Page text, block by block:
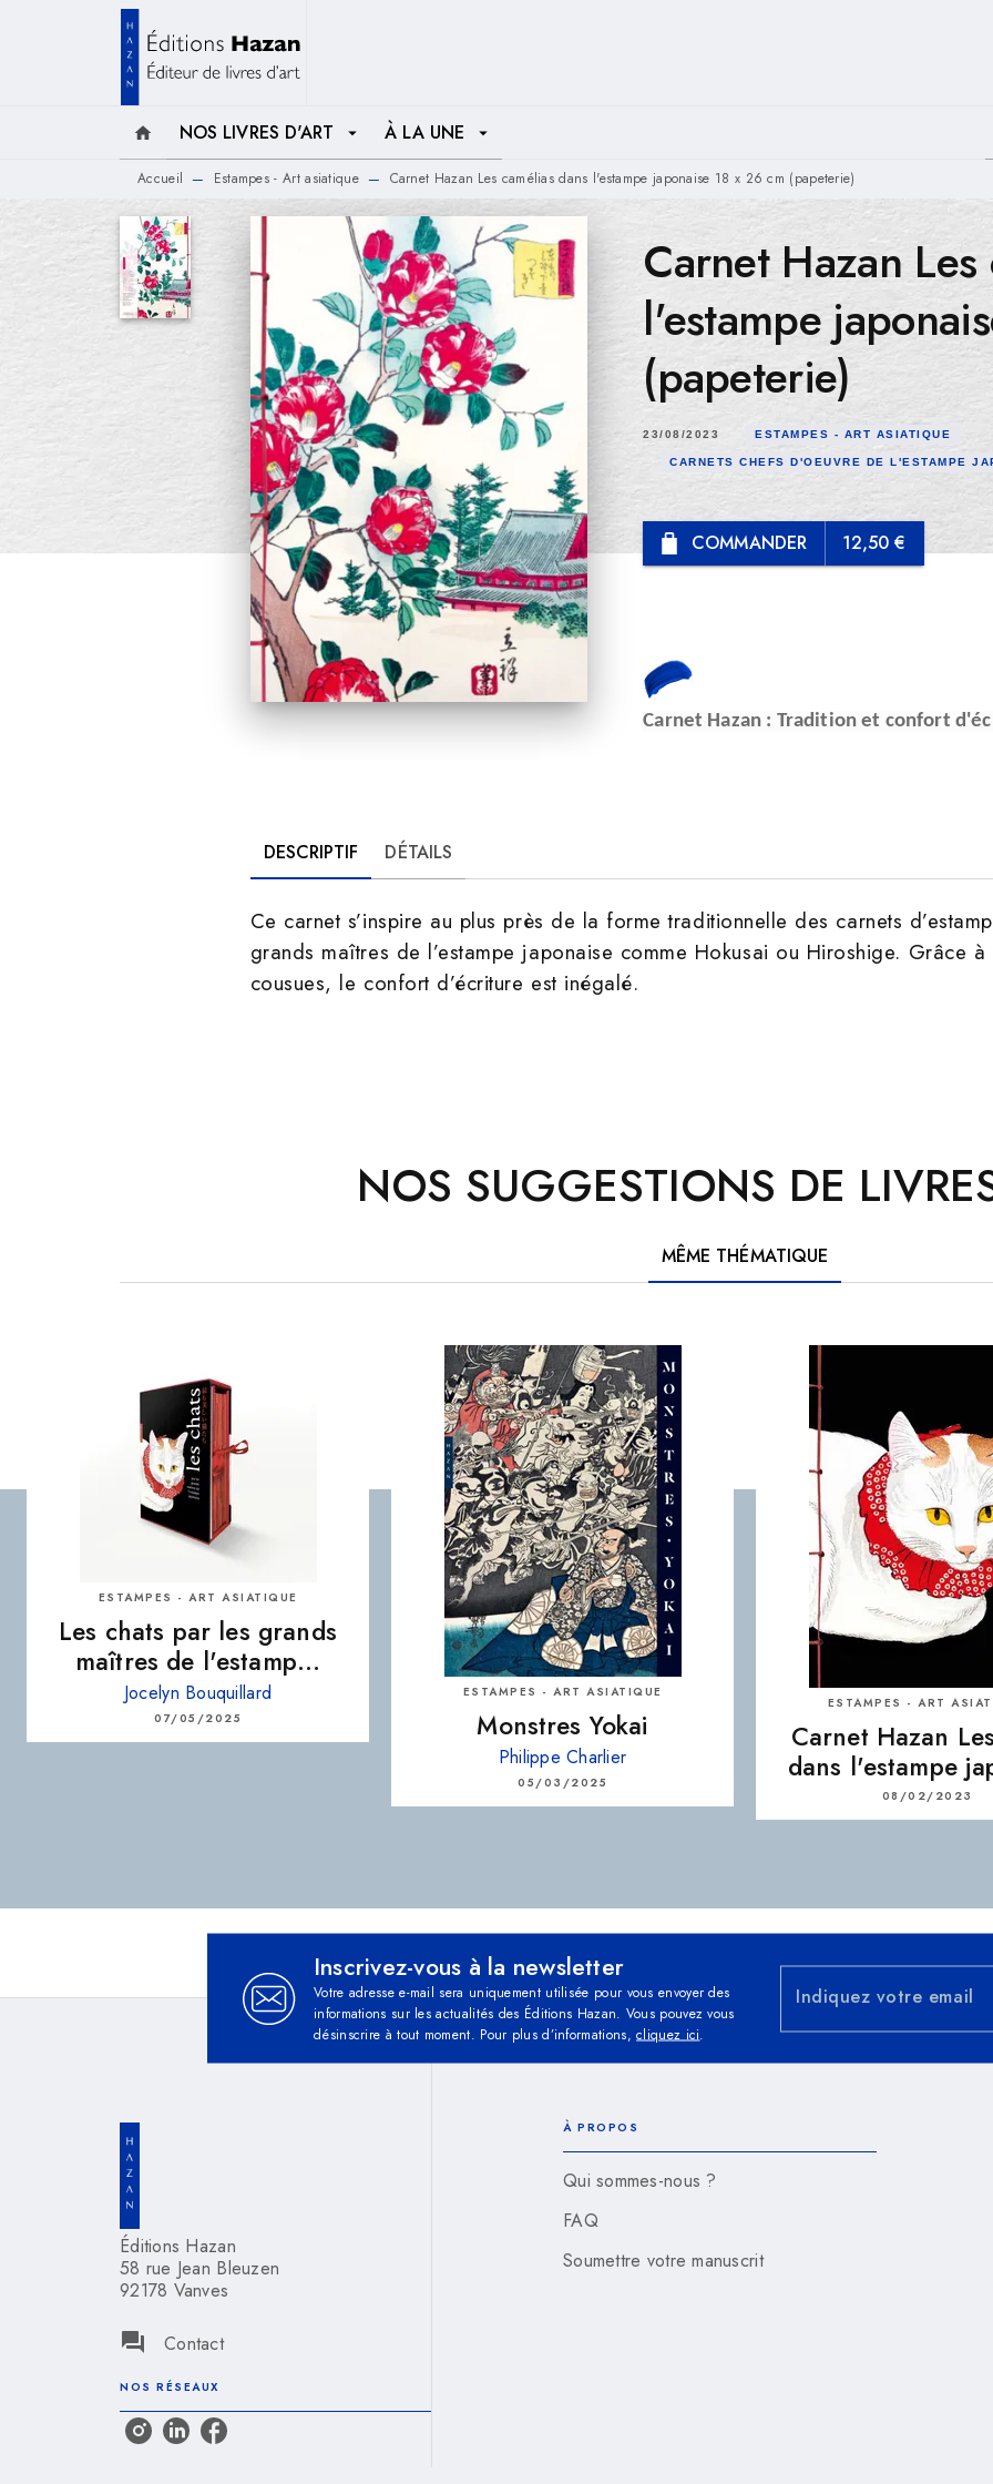
MENU RECHERCHE
home NOS LIVRES D'ART arrow_drop_down À LA UNE arrow_drop_down
Accueil — Estampes - Art asiatique — Carnet Hazan Les camélias dans l'estampe japonaise 18 x 26 cm (papeterie)
Carnet Hazan
l'estampe
(papeterie)
23/08/2023 ESTAMPES - ART ASIATIQUE
CARNETS CHEFS D'OEUVRE DE L'ESTAMPE
COMMANDER 12,50 €
Carnet Hazan : Tradition et confort
DESCRIPTIF DÉTAILS
Ce carnet s’inspire au plus près de la forme traditionnelle des carnets
grands maîtres de l’estampe japonaise comme Hokusai ou Hiroshige. Grâce
cousues, le confort d’écriture est inégalé.
NOS SUGGESTIONS DE
MÊME THÉMATIQUE
ESTAMPES - ART ASIATIQUE
Les chats par les grands
maîtres de l'estamp…
Jocelyn Bouquillard
07/05/2025
ESTAMPES - ART ASIATIQUE
Monstres Yokai
Philippe Charlier
05/03/2025
ESTAMPES - ART
Carnet Hazan
dans l'estampe
08/02/2023
Inscrivez-vous à la newsletter
Votre adresse e-mail sera uniquement utilisée pour vous envoyer des
informations sur les actualités des Éditions Hazan. Vous pouvez vous
désinscrire à tout moment. Pour plus d’informations,cliquez ici.
Indiquez votre email
Éditions Hazan
58 rue Jean Bleuzen
92178 Vanves
question_answer Contact
NOS RÉSEAUX
À PROPOS
Qui sommes-nous ?
FAQ
Soumettre votre manuscrit